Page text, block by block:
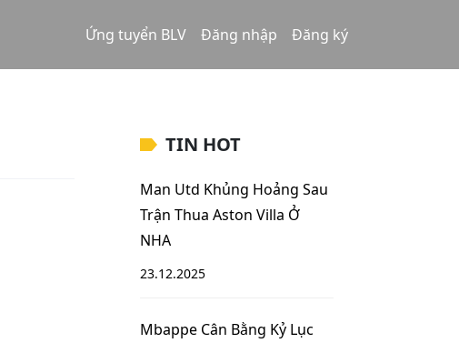
Ứng tuyển BLV Đăng nhập Đăng ký
TIN HOT
Man Utd Khủng Hoảng Sau
Trận Thua Aston Villa Ở
NHA
23.12.2025
Mbappe Cân Bằng Kỷ Lục